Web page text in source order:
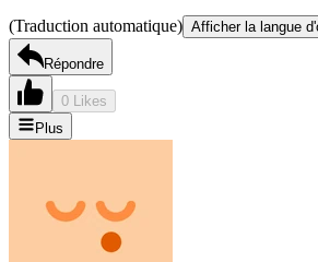
(Traduction automatique) Afficher la langue
Répondre
0 Likes
Plus